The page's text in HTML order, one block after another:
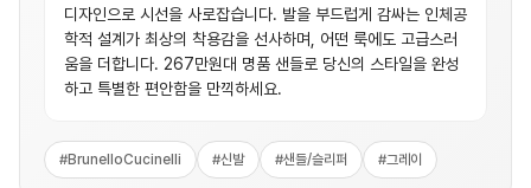
디자인으로 시선을 사로잡습니다. 발을 부드럽게 감싸는 인체공
학적 설계가 최상의 착용감을 선사하며, 어떤 룩에도 고급스러
움을 더합니다. 267만원대 명품 샌들로 당신의 스타일을 완성
하고 특별한 편안함을 만끽하세요.
#BrunelloCucinelli #신발 #샌들/슬리퍼 #그레이